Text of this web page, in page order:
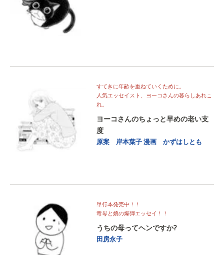
すてきに年齢を重ねていくために。
人気エッセイスト、ヨーコさんの暮らしあれこ
れ。
ヨーコさんのちょっと早めの老い支
度
原案 岸本葉子漫画 かずはしとも
単行本発売中！！
毒母と娘の爆弾エッセイ！！
うちの母ってヘンですか?
田房永子